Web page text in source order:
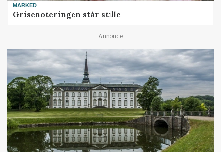
MARKED
Grisenoteringen står stille
Annonce